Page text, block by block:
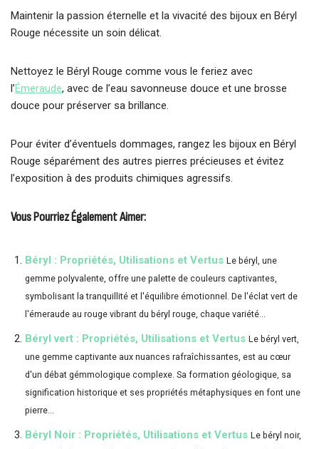
Maintenir la passion éternelle et la vivacité des bijoux en Béryl
Rouge nécessite un soin délicat.
Nettoyez le Béryl Rouge comme vous le feriez avec
l’Émeraude, avec de l’eau savonneuse douce et une brosse
douce pour préserver sa brillance.
Pour éviter d’éventuels dommages, rangez les bijoux en Béryl
Rouge séparément des autres pierres précieuses et évitez
l’exposition à des produits chimiques agressifs.
Vous Pourriez Également Aimer:
Béryl : Propriétés, Utilisations et Vertus Le béryl, une
gemme polyvalente, offre une palette de couleurs captivantes,
symbolisant la tranquillité et l'équilibre émotionnel. De l'éclat vert de
l'émeraude au rouge vibrant du béryl rouge, chaque variété...
Béryl vert : Propriétés, Utilisations et Vertus Le béryl vert,
une gemme captivante aux nuances rafraîchissantes, est au cœur
d'un débat gémmologique complexe. Sa formation géologique, sa
signification historique et ses propriétés métaphysiques en font une
pierre...
Béryl Noir : Propriétés, Utilisations et Vertus Le béryl noir,